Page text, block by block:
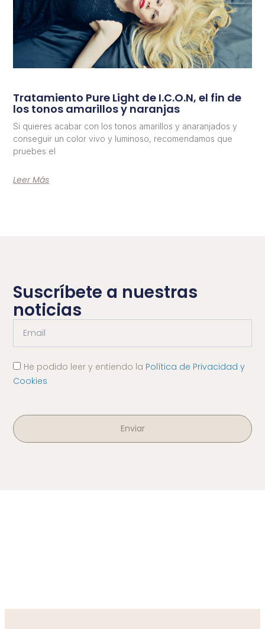
Tratamiento Pure Light de I.C.O.N, el fin de
los tonos amarillos y naranjas
Si quieres acabar con los tonos amarillos y anaranjados y
conseguir un color vivo y luminoso, recomendamos que
pruebes el
Leer Más
Suscríbete a nuestras
noticias
He podido leer y entiendo la Política de Privacidad y
Cookies
Enviar